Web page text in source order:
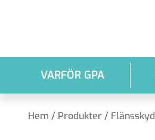
VARFÖR GPA
Hem / Produkter /